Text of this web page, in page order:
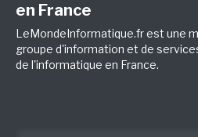
en France
LeMondeInformatique.fr est une
groupe d'information et de
de l'informatique en France.